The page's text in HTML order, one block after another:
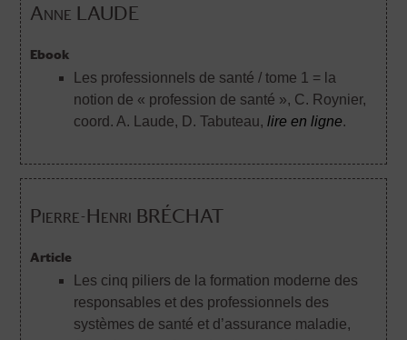
Anne LAUDE
Ebook
Les professionnels de santé / tome 1 = la
notion de « profession de santé », C. Roynier,
coord. A. Laude, D. Tabuteau,lire en ligne.
Pierre-Henri BRÉCHAT
Article
Les cinq piliers de la formation moderne des
responsables et des professionnels des
systèmes de santé et d’assurance maladie,